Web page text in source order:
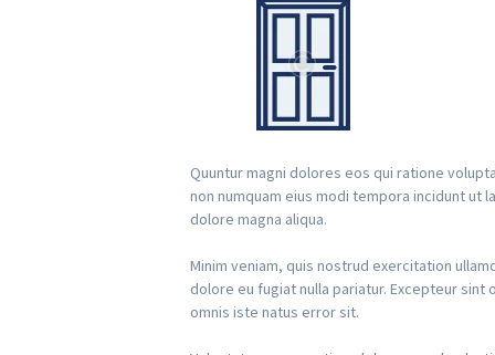
Quuntur magni dolores eos qui ratione
non numquam eius modi tempora incidunt
dolore magna aliqua.
Minim veniam, quis nostrud exercitation
dolore eu fugiat nulla pariatur. Excepteur
omnis iste natus error sit.